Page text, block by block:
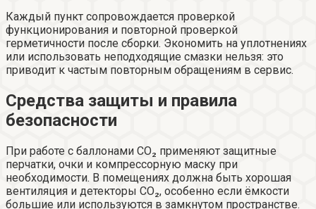
Каждый пункт сопровождается проверкой
функционирования и повторной проверкой
герметичности после сборки. Экономить на уплотнениях
или использовать неподходящие смазки нельзя: это
приводит к частым повторным обращениям в сервис.
Средства защиты и правила
безопасности
При работе с баллонами CO₂ применяют защитные
перчатки, очки и компрессорную маску при
необходимости. В помещениях должна быть хорошая
вентиляция и детекторы CO₂, особенно если ёмкости
большие или используются в замкнутом пространстве.